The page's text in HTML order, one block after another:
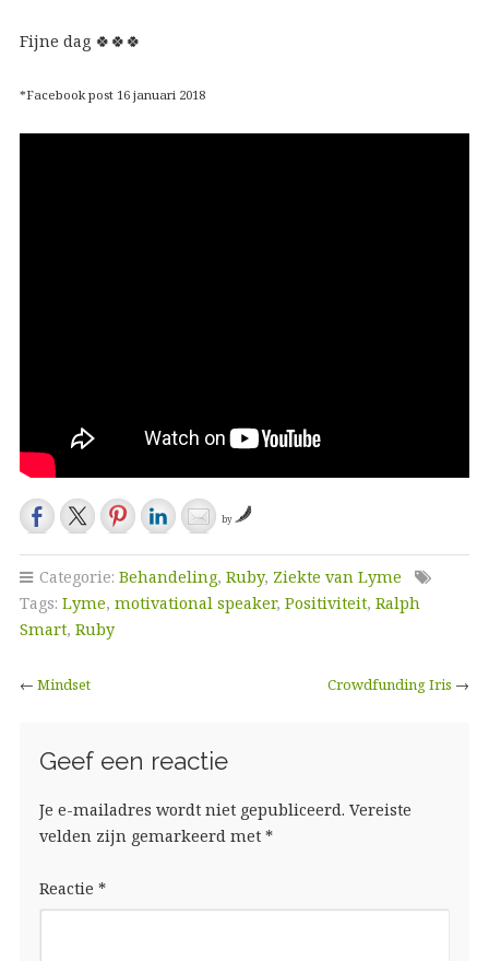
Fijne dag 🍀🍀🍀
*Facebook post 16 januari 2018
by
Categorie: Behandeling, Ruby, Ziekte van Lyme
Tags: Lyme, motivational speaker, Positiviteit, Ralph
Smart, Ruby
← Mindset Crowdfunding Iris →
Geef een reactie
Je e-mailadres wordt niet gepubliceerd. Vereiste
velden zijn gemarkeerd met *
Reactie *